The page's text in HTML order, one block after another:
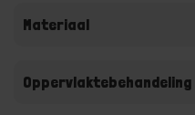
Materiaal
Oppervlaktebehandeling